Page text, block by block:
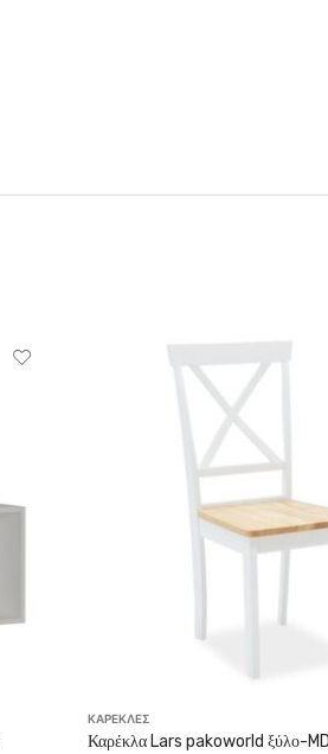
ΚΑΡΕΚΛΕΣ
Καρέκλα Lars pakoworld ξύλο-